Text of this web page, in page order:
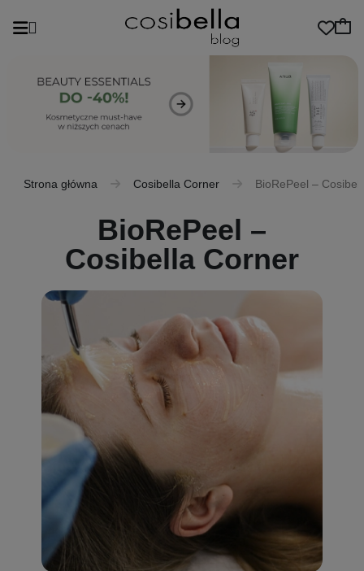
Strona główna Cosibella Corner BioRePeel –
BioRePeel –
Cosibella Corner